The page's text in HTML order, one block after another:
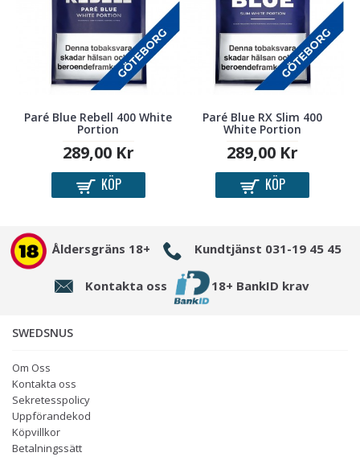
Paré Blue Rebell 400 White
Portion
289,00 Kr
KÖP
Paré Blue RX Slim 400
White Portion
289,00 Kr
KÖP
Åldersgräns 18+ Kundtjänst 031-19 45 45
Kontakta oss 18+ BankID krav
SWEDSNUS
Om Oss
Kontakta oss
Sekretesspolicy
Uppförandekod
Köpvillkor
Betalningssätt